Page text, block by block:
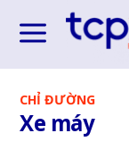
đến
dungCHỈ ĐƯỜNG
Xe máy